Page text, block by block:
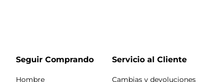
Seguir Comprando
Hombre
Servicio al Cliente
Cambias y devoluciones